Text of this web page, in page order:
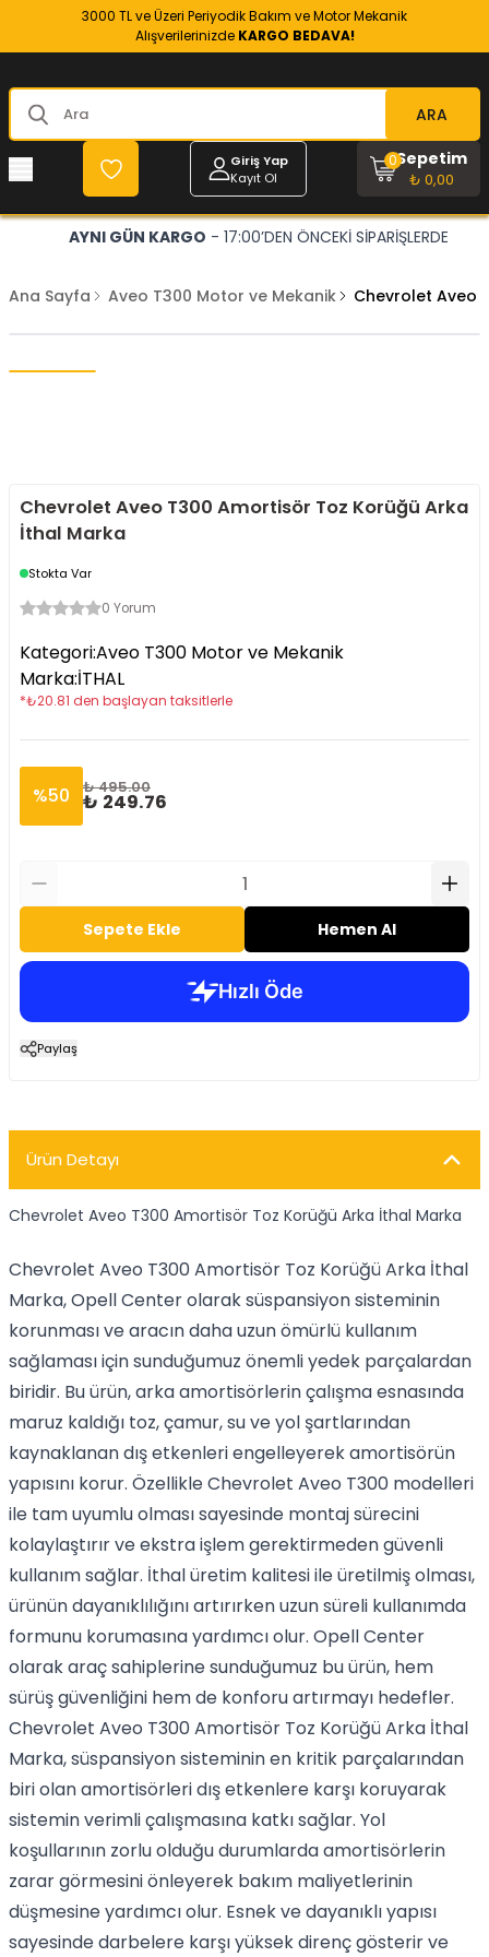
3000 TL ve Üzeri Periyodik Bakım ve Motor Mekanik
Alışverilerinizde KARGO BEDAVA!
ARA
Giriş Yap
Kayıt Ol
Sepetim
₺ 0,00
0
AYNI GÜN KARGO - 17:00’DEN ÖNCEKİ SİPARİŞLERDE
Ana Sayfa Aveo T300 Motor ve Mekanik Chevrolet Aveo
Chevrolet Aveo T300 Amortisör Toz Korüğü Arka
İthal Marka
Stokta Var
0 Yorum
Kategori:Aveo T300 Motor ve Mekanik
Marka:İTHAL
*₺20.81 den başlayan taksitlerle
%50 ₺ 495.00
₺ 249.76
Sepete Ekle Hemen Al
Paylaş
Ürün Detayı
Chevrolet Aveo T300 Amortisör Toz Korüğü Arka İthal Marka
Chevrolet Aveo T300 Amortisör Toz Korüğü Arka İthal
Marka, Opell Center olarak süspansiyon sisteminin
korunması ve aracın daha uzun ömürlü kullanım
sağlaması için sunduğumuz önemli yedek parçalardan
biridir. Bu ürün, arka amortisörlerin çalışma esnasında
maruz kaldığı toz, çamur, su ve yol şartlarından
kaynaklanan dış etkenleri engelleyerek amortisörün
yapısını korur. Özellikle Chevrolet Aveo T300 modelleri
ile tam uyumlu olması sayesinde montaj sürecini
kolaylaştırır ve ekstra işlem gerektirmeden güvenli
kullanım sağlar. İthal üretim kalitesi ile üretilmiş olması,
ürünün dayanıklılığını artırırken uzun süreli kullanımda
formunu korumasına yardımcı olur. Opell Center
olarak araç sahiplerine sunduğumuz bu ürün, hem
sürüş güvenliğini hem de konforu artırmayı hedefler.
Chevrolet Aveo T300 Amortisör Toz Korüğü Arka İthal
Marka, süspansiyon sisteminin en kritik parçalarından
biri olan amortisörleri dış etkenlere karşı koruyarak
sistemin verimli çalışmasına katkı sağlar. Yol
koşullarının zorlu olduğu durumlarda amortisörlerin
zarar görmesini önleyerek bakım maliyetlerinin
düşmesine yardımcı olur. Esnek ve dayanıklı yapısı
sayesinde darbelere karşı yüksek direnç gösterir ve